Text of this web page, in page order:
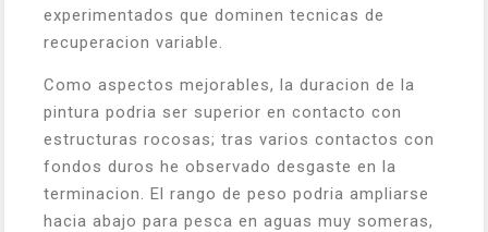
experimentados que dominen tecnicas de
recuperacion variable.
Como aspectos mejorables, la duracion de la
pintura podria ser superior en contacto con
estructuras rocosas; tras varios contactos con
fondos duros he observado desgaste en la
terminacion. El rango de peso podria ampliarse
hacia abajo para pesca en aguas muy someras,